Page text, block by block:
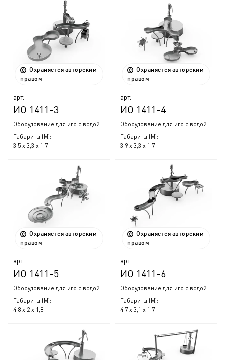
Охраняется авторским
правом
арт.
ИО 1411-3
Оборудование для игр с водой
Габариты (М):
3,5 x 3,3 x 1,7
Охраняется авторским
правом
арт.
ИО 1411-4
Оборудование для игр с водой
Габариты (М):
3,9 x 3,3 x 1,7
Охраняется авторским
правом
арт.
ИО 1411-5
Оборудование для игр с водой
Габариты (М):
4,8 x 2 x 1,8
Охраняется авторским
правом
арт.
ИО 1411-6
Оборудование для игр с водой
Габариты (М):
4,7 x 3,1 x 1,7